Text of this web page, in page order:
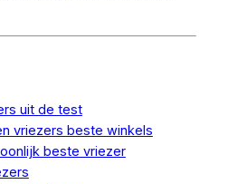
uit de test
vriezers beste winkels
beste vriezer